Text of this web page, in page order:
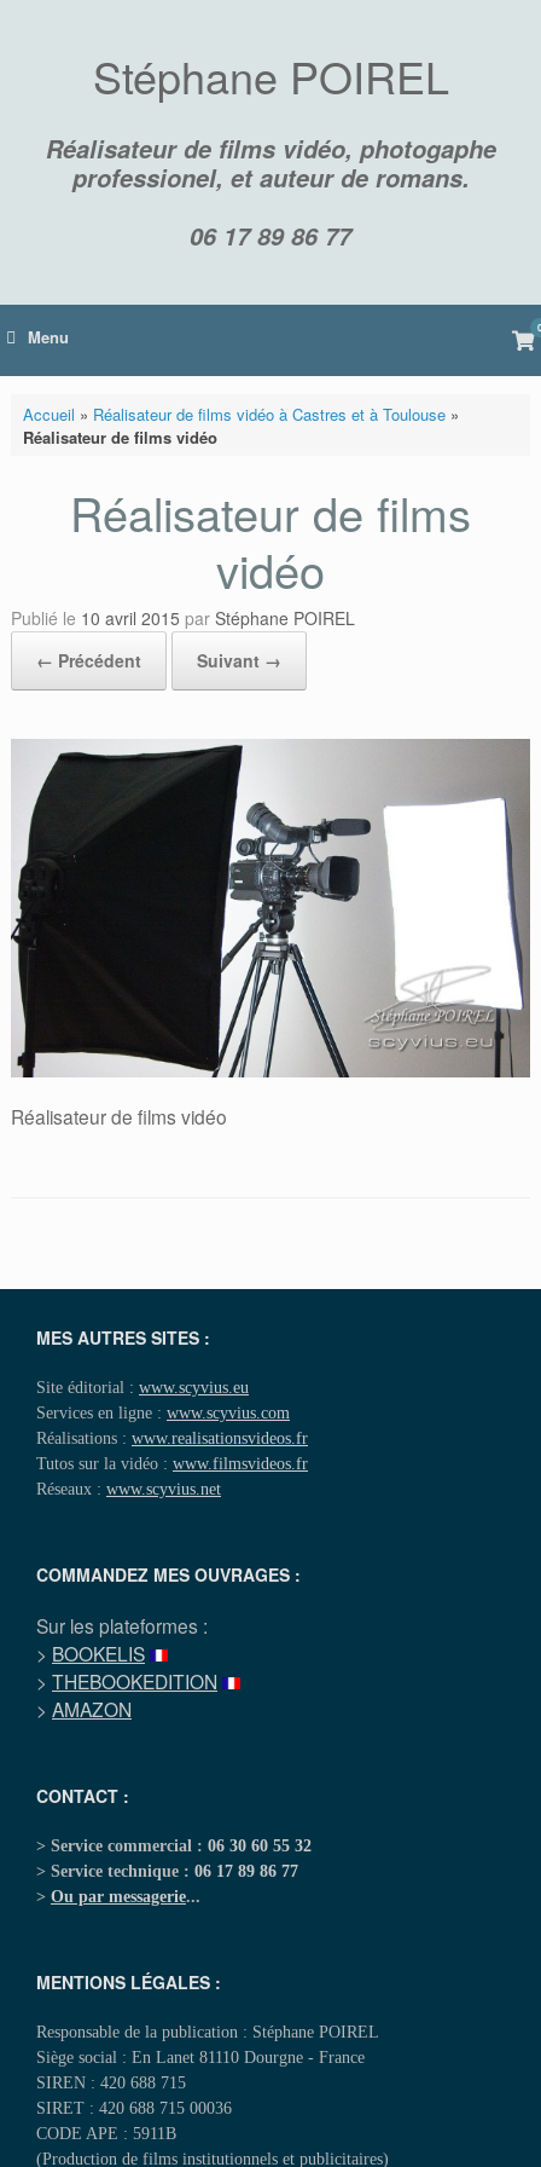
Stéphane POIREL
Réalisateur de films vidéo, photogaphe
professionel, et auteur de romans.
06 17 89 86 77
Menu 0
Accueil » Réalisateur de films vidéo à Castres et à Toulouse»
Réalisateur de films vidéo
Réalisateur de films
vidéo
Publié le 10 avril 2015 par Stéphane POIREL
← Précédent
Suivant →
Réalisateur de films vidéo
MES AUTRES SITES :
Site éditorial : www.scyvius.eu
Services en ligne : www.scyvius.com
Réalisations : www.realisationsvideos.fr
Tutos sur la vidéo : www.filmsvideos.fr
Réseaux : www.scyvius.net
COMMANDEZ MES OUVRAGES :
Sur les plateformes :
> BOOKELIS
> THEBOOKEDITION
> AMAZON
CONTACT :
> Service commercial : 06 30 60 55 32
> Service technique : 06 17 89 86 77
> Ou par messagerie...
MENTIONS LÉGALES :
Responsable de la publication : Stéphane POIREL
Siège social : En Lanet 81110 Dourgne - France
SIREN : 420 688 715
SIRET : 420 688 715 00036
CODE APE : 5911B
(Production de films institutionnels et publicitaires)